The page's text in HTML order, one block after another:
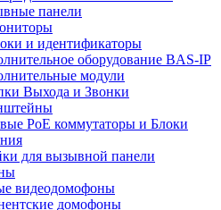
панели
и идентификаторы
оборудование BAS-IP
модули
Выхода и Звонки
PoE коммутаторы и Блоки
для вызывной панели
видеодомофоны
домофоны